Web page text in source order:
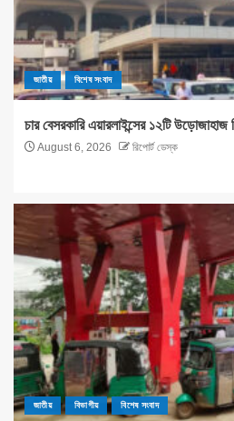
জাতীয় বিশেষ সংবাদ
চার বেসরকারি এয়ারলাইন্সের ১২টি
August 6, 2026 রিপোর্ট ডেস্ক
জাতীয় বিভাগীয় বিশেষ সংবাদ